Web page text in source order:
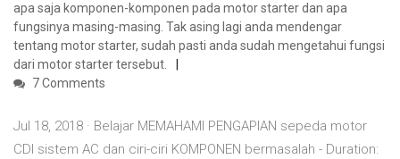
apa saja komponen-komponen pada motor starter dan apa
fungsinya masing-masing. Tak asing lagi anda mendengar
tentang motor starter, sudah pasti anda sudah mengetahui fungsi
dari motor starter tersebut.
7 Comments
Jul 18, 2018 · Belajar MEMAHAMI PENGAPIAN sepeda motor
CDI sistem AC dan ciri-ciri KOMPONEN bermasalah - Duration: